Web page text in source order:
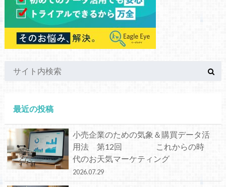
最近の投稿
小売企業のための気象＆購買データ活
用法 第12回 これからの時
代のお天気マーケティング
2026.07.29